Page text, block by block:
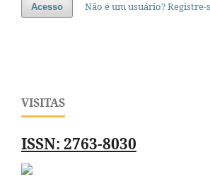
Acesso Não é um usuário? Registre-
VISITAS
ISSN: 2763-8030